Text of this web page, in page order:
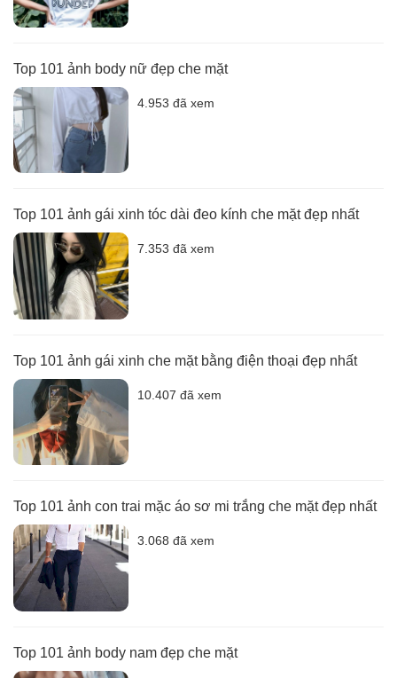
Top 101 ảnh body nữ đẹp che mặt
4.953 đã xem
Top 101 ảnh gái xinh tóc dài đeo kính che mặt đẹp nhất
7.353 đã xem
Top 101 ảnh gái xinh che mặt bằng điện thoại đẹp nhất
10.407 đã xem
Top 101 ảnh con trai mặc áo sơ mi trắng che mặt đẹp nhất
3.068 đã xem
Top 101 ảnh body nam đẹp che mặt